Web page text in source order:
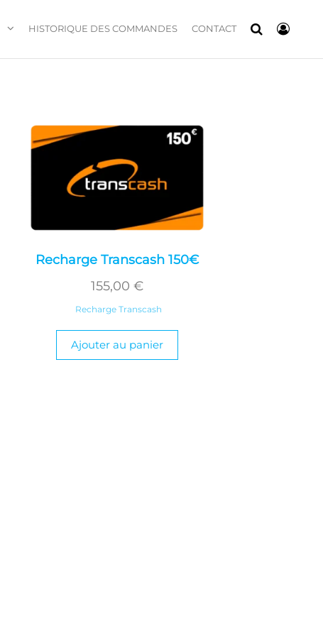
HISTORIQUE DES COMMANDES CONTACT
Recharge Transcash 150€
155,00 €
Recharge Transcash
Ajouter au panier